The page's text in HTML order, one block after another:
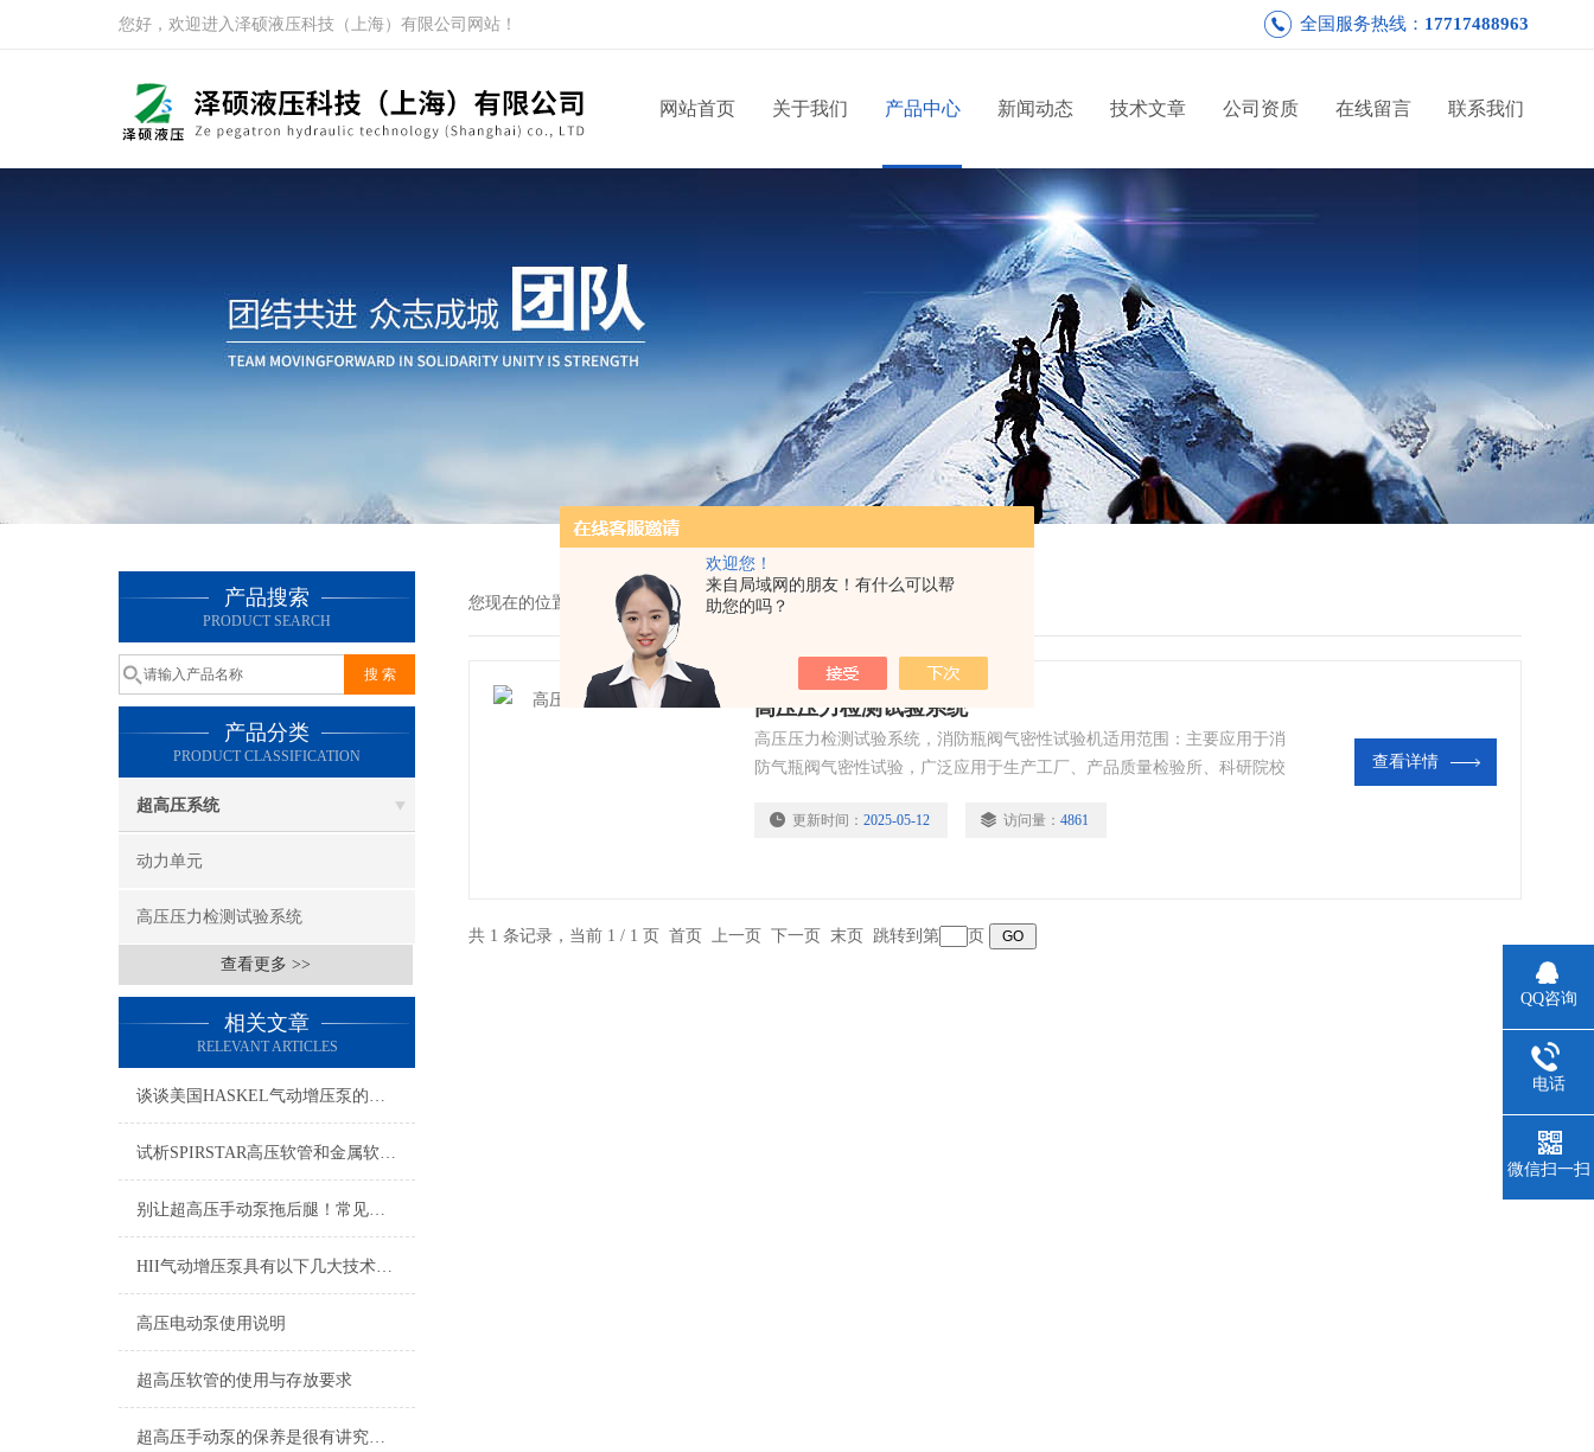
欢迎您！
来自局域网的朋友！有什么可以帮
助您的吗？
您好，欢迎进入泽硕液压科技（上海）有限公司网站！ 全国服务热线： 17717488963
网站首页 关于我们 产品中心 新闻动态 技术文章 公司资质 在线留言 联系我们
产品搜索
PRODUCT SEARCH
产品分类
PRODUCT CLASSIFICATION
超高压系统
动力单元
高压压力检测试验系统
查看更多 >>
相关文章
RELEVANT ARTICLES
谈谈美国HASKEL气动增压泵的液压部分是什么？
试析SPIRSTAR高压软管和金属软管的区别
别让超高压手动泵拖后腿！常见问题+解决技巧，一篇帮你全搞懂
HII气动增压泵具有以下几大技术特点
高压电动泵使用说明
超高压软管的使用与存放要求
超高压手动泵的保养是很有讲究的，不容错过！
您现在的位置： 首页 > 产品中心 >超高压系统
高压压力检测试验系统
高压压力检测试验系统，消防瓶阀气密性试验机适用范围：主要应用于消
防气瓶阀气密性试验，广泛应用于生产工厂、产品质量检验所、科研院校
更新时间： 2025-05-12 访问量： 4861
查看详情
共 1 条记录，当前 1 / 1 页 首页 上一页 下一页 末页 跳转到第 页
QQ咨询
电话
微信扫一扫